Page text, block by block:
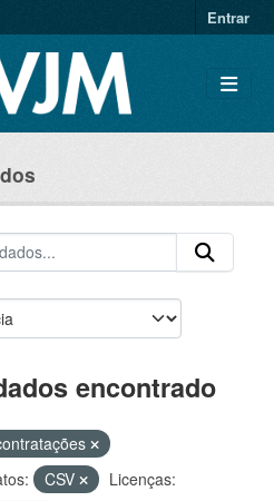
Entrar
encontrado
CSV
Licenças: